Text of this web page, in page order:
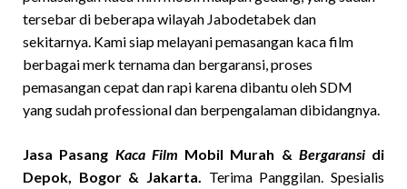
tersebar di beberapa wilayah Jabodetabek dan
sekitarnya. Kami siap melayani pemasangan kaca film
berbagai merk ternama dan bergaransi, proses
pemasangan cepat dan rapi karena dibantu oleh SDM
yang sudah professional dan berpengalaman dibidangnya.
Jasa Pasang Kaca Film Mobil Murah & Bergaransidi
Depok, Bogor & Jakarta. Terima Panggilan. Spesialis